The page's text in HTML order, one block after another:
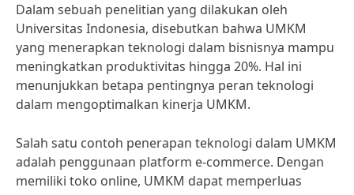
Dalam sebuah penelitian yang dilakukan oleh
Universitas Indonesia, disebutkan bahwa UMKM
yang menerapkan teknologi dalam bisnisnya mampu
meningkatkan produktivitas hingga 20%. Hal ini
menunjukkan betapa pentingnya peran teknologi
dalam mengoptimalkan kinerja UMKM.
Salah satu contoh penerapan teknologi dalam UMKM
adalah penggunaan platform e-commerce. Dengan
memiliki toko online, UMKM dapat memperluas